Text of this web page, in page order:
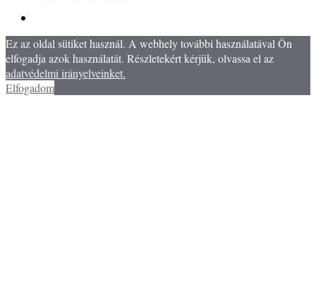
Ez az oldal sütiket használ. A webhely további használatával Ön
elfogadja azok használatát. Részletekért kérjük, olvassa el az
adatvédelmi irányelveinket.
Elfogadom